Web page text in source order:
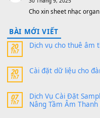
https://
sx900-psr-sx700/
thaibaoduong68
PSR-SX900 và
Có giữ liệu 720 ko
thaitoanorg
SX900 và PSR-